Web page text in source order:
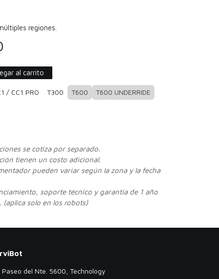
regiones.
al carrito
/ CC1 PRO T300 T600 T600 UNDERRIDE
se cotiza por separado.
tienen un costo adicional.
pueden variar según la zona y la fecha
soporte técnico y garantía de 1 año
solo en los robots)
Paseo del Nte. 5600, Technology